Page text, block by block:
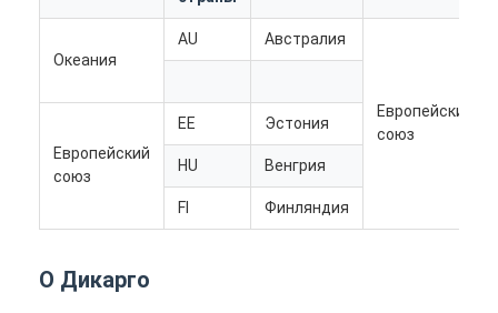
Океания
AU Австралия
Европейский
союз
Европейский
союз
EE Эстония
HU Венгрия
FI Финляндия
О Дикарго